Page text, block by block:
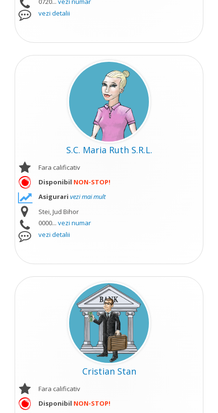
vezi detalii
S.C. Maria Ruth S.R.L.
Fara calificativ
Disponibil NON-STOP!
Asigurari vezi mai mult
Stei, Jud Bihor
0000... vezi numar
vezi detalii
Cristian Stan
Fara calificativ
Disponibil NON-STOP!